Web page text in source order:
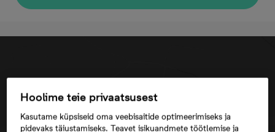
Hoolime teie privaatsusest
Kasutame küpsiseid oma veebisaitide optimeerimiseks ja
pidevaks täiustamiseks. Teavet isikuandmete töötlemise ja